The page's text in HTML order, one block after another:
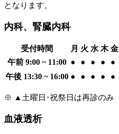
となります。
内科、腎臓内科
受付時間 月 火 水 木 金
午前 9:00 ~ 11:00 ● ● ● ● ●
午後 13:30 ~ 16:00 ● ● ● ● ●
※ ▲土曜日･祝祭日は再診のみ
血液透析